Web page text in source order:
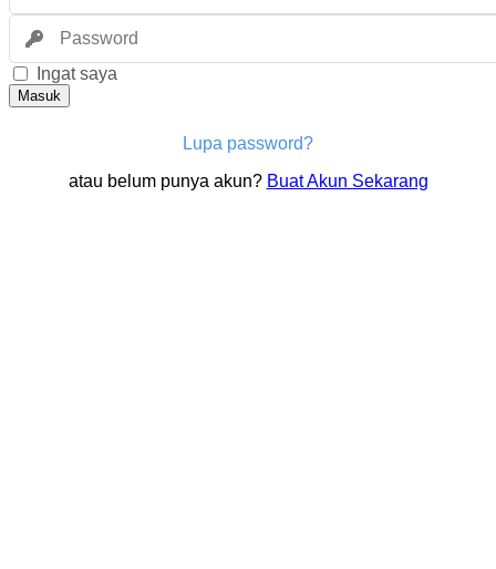
Ingat saya
Masuk
Lupa password?
atau belum punya akun? Buat Akun Sekarang